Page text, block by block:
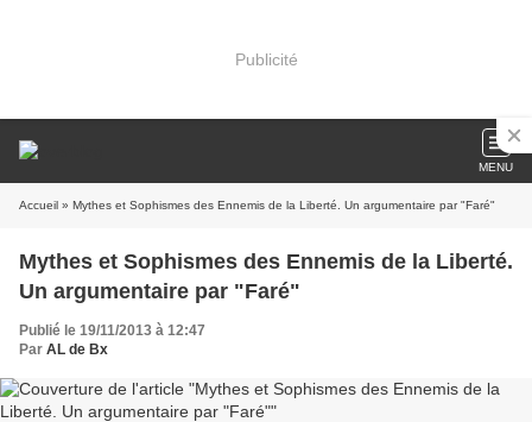
Publicité
MENU
Accueil » Mythes et Sophismes des Ennemis de la Liberté. Un argumentaire par "Faré"
Mythes et Sophismes des Ennemis de la Liberté.
Un argumentaire par "Faré"
Publié le 19/11/2013 à 12:47
Par AL de Bx